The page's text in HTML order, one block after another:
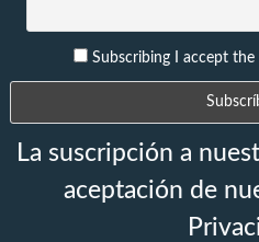
Subscribing I accept
La suscripción a
aceptación de